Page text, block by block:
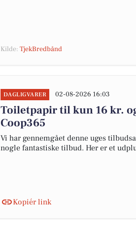
Kilde: TjekBredbånd
DAGLIGVARER 02-08-2026 16:03
Toiletpapir til kun 16 kr.
Coop365
Vi har gennemgået denne uges
nogle fantastiske tilbud. Her er et
Kopiér link